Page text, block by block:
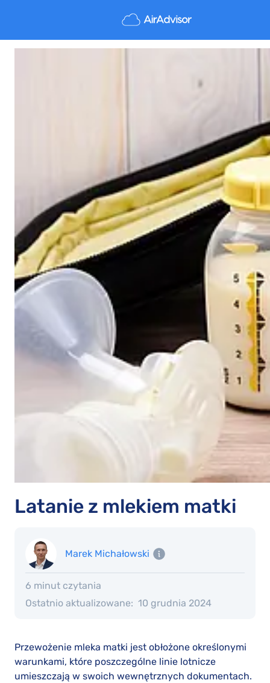
Latanie z mlekiem matki
Marek Michałowski
6 minut czytania
Ostatnio aktualizowane: 10 grudnia 2024
Przewożenie mleka matki jest obłożone określonymi
warunkami, które poszczególne linie lotnicze
umieszczają w swoich wewnętrznych dokumentach.